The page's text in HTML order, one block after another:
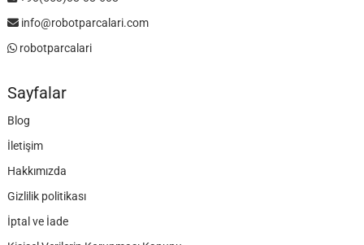
info@robotparcalari.com
robotparcalari
Sayfalar
Blog
İletişim
Hakkımızda
Gizlilik politikası
İptal ve İade